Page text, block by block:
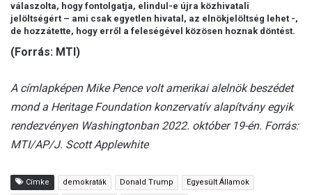
válaszolta, hogy fontolgatja, elindul-e újra közhivatali
jelöltségért – ami csak egyetlen hivatal, az elnökjelöltség lehet -,
de hozzátette, hogy erről a feleségével közösen hoznak döntést.
(Forrás: MTI)
A címlapképen Mike Pence volt amerikai alelnök beszédet
mond a Heritage Foundation konzervatív alapítvány egyik
rendezvényen Washingtonban 2022. október 19-én. Forrás:
MTI/AP/J. Scott Applewhite
Címke demokraták Donald Trump Egyesült Államok